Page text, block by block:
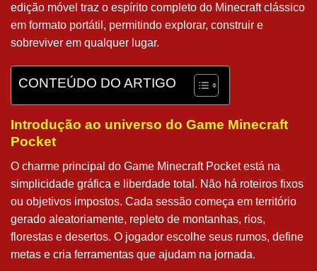
edição móvel traz o espírito completo do Minecraft clássico
em formato portátil, permitindo explorar, construir e
sobreviver em qualquer lugar.
CONTEÚDO DO ARTIGO
Introdução ao universo do Game Minecraft
Pocket
O charme principal do Game Minecraft Pocket está na
simplicidade gráfica e liberdade total. Não há roteiros fixos
ou objetivos impostos. Cada sessão começa em território
gerado aleatoriamente, repleto de montanhas, rios,
florestas e desertos. O jogador escolhe seus rumos, define
metas e cria ferramentas que ajudam na jornada.